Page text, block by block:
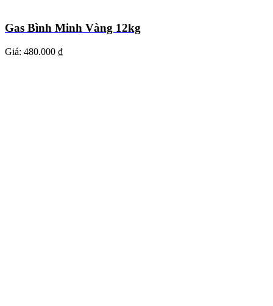
Gas Bình Minh Vàng 12kg
Giá: 480.000 ₫